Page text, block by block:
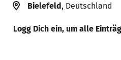
Bielefeld, Deutschland
Logg Dich ein, um alle